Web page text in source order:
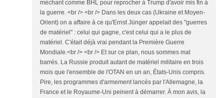
méchant comme BHL pour reprocher à Trump d'avoir mis fin à
la guerre. <br /> <br /> Dans les deux cas (Ukraine et Moyen-
Orient) on a affaire à ce qu'Ernst Jünger appelait des "guerres
de matériel" : celui qui gagne, c'est celui qui a le plus de
matériel. C'était déjà vrai pendant la Première Guerre
Mondiale.<br /> <br /> Et sur ce plan, nous sommes mal
barrés. La Russie produit autant de matériel militaire en trois
mois que l'ensemble de l'OTAN en un an, États-Unis compris.
Pire, les programmes d'armement lancés par l'Allemagne, la
France et le Royaume-Uni peinent à démarrer. À mon avis, la